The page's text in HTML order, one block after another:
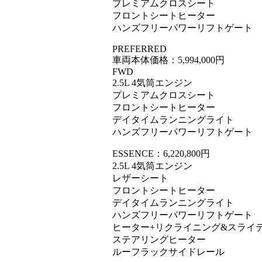
プレミアムクロスシート
フロントシートヒーター
ハンズフリーパワーリフトゲート
PREFERRED
車両本体価格：5,994,000円
FWD
2.5L 4気筒エンジン
プレミアムクロスシート
フロントシートヒーター
デイタイムランニングライト
ハンズフリーパワーリフトゲート
ESSENCE：6,220,800円
2.5L 4気筒エンジン
レザーシート
フロントシートヒーター
デイタイムランニングライト
ハンズフリーパワーリフトゲート
ヒーター+リクライニング&スライ
ステアリングヒーター
ルーフラックサイドレール